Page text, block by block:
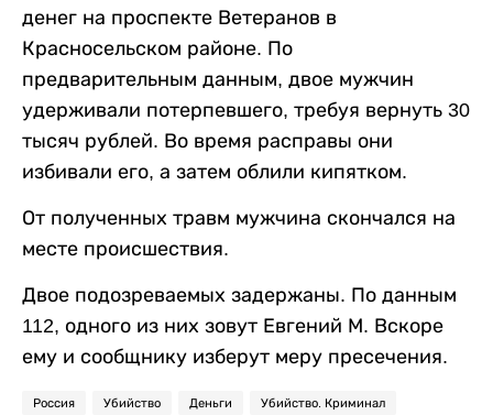
денег на проспекте Ветеранов в
Красносельском районе. По
предварительным данным, двое мужчин
удерживали потерпевшего, требуя вернуть 30
тысяч рублей. Во время расправы они
избивали его, а затем облили кипятком.
От полученных травм мужчина скончался на
месте происшествия.
Двое подозреваемых задержаны. По данным
112, одного из них зовут Евгений М. Вскоре
ему и сообщнику изберут меру пресечения.
Россия Убийство Деньги Убийство. Криминал